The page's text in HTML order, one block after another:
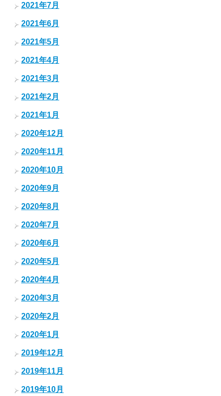
2021年7月
2021年6月
2021年5月
2021年4月
2021年3月
2021年2月
2021年1月
2020年12月
2020年11月
2020年10月
2020年9月
2020年8月
2020年7月
2020年6月
2020年5月
2020年4月
2020年3月
2020年2月
2020年1月
2019年12月
2019年11月
2019年10月